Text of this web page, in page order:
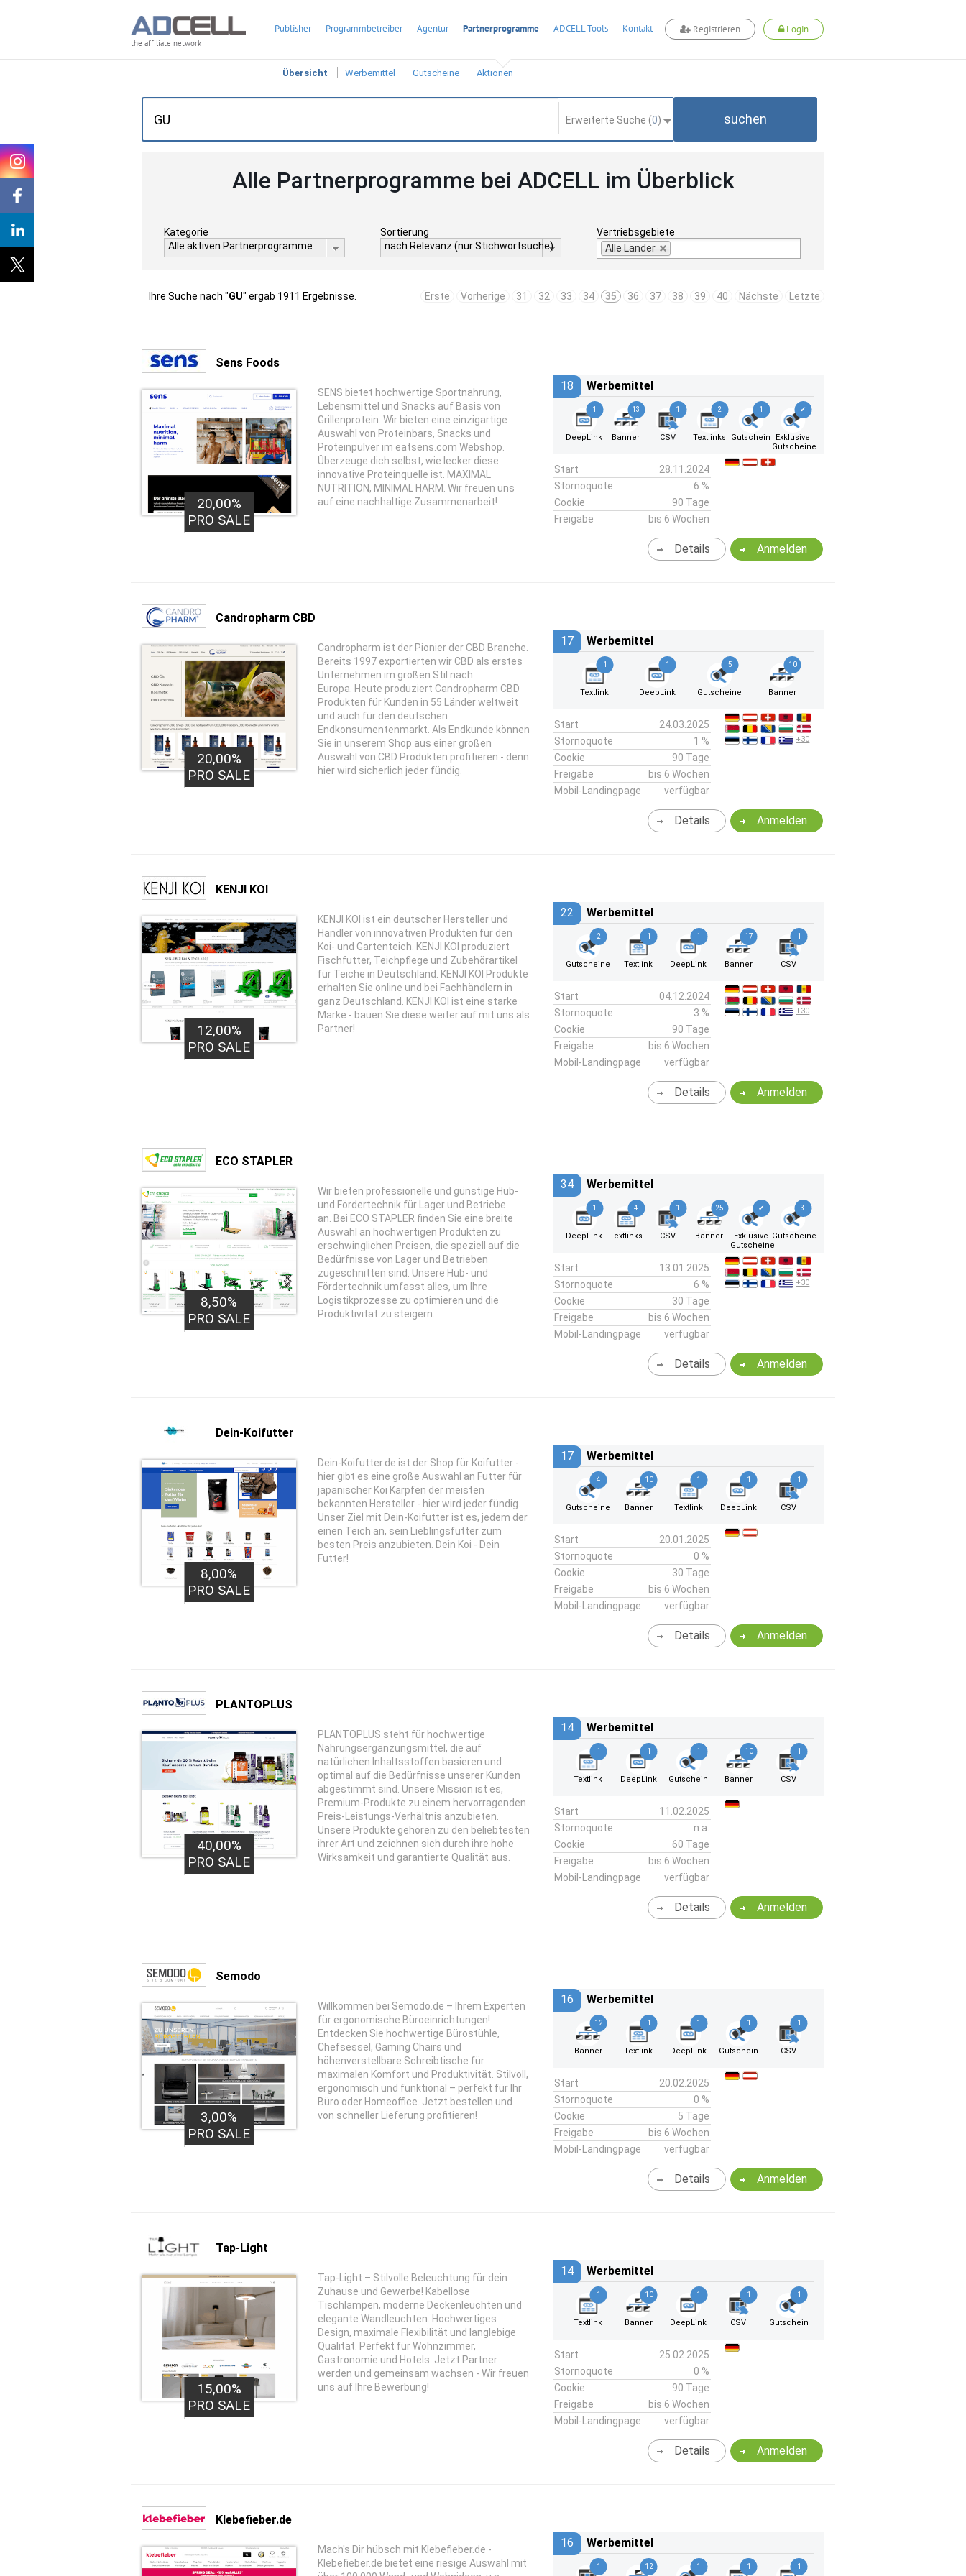
the affiliate network
Publisher Programmbetreiber Agentur Partnerprogramme ADCELL-Tools Kontakt Registrieren Login
Übersicht Werbemittel Gutscheine Aktionen
Erweiterte Suche (0) suchen
Alle Partnerprogramme bei ADCELL im Überblick
Kategorie
Alle aktiven Partnerprogramme
Sortierung
nach Relevanz (nur Stichwortsuche)
Vertriebsgebiete
Alle Länder
Ihre Suche nach "GU" ergab 1911 Ergebnisse. Erste Vorherige 31 32 33 34 35 36 37 38 39 40 Nächste Letzte
Sens Foods
20,00%
PRO SALE
SENS bietet hochwertige Sportnahrung,
Lebensmittel und Snacks auf Basis von
Grillenprotein. Wir bieten eine einzigartige
Auswahl von Proteinbars, Snacks und
Proteinpulver im eatsens.com Webshop.
Überzeuge dich selbst, wie lecker diese
innovative Proteinquelle ist. MAXIMAL
NUTRITION, MINIMAL HARM. Wir freuen uns
auf eine nachhaltige Zusammenarbeit!
18 Werbemittel
1
DeepLink
13
Banner
1
CSV
2
Textlinks
1
Gutschein
✔
Exklusive
Gutscheine
Start
28.11.2024
Stornoquote
6 %
Cookie
90 Tage
Freigabe
bis 6 Wochen
Anmelden
Details
Candropharm CBD
20,00%
PRO SALE
Candropharm ist der Pionier der CBD Branche.
Bereits 1997 exportierten wir CBD als erstes
Unternehmen im großen Stil nach
Europa. Heute produziert Candropharm CBD
Produkten für Kunden in 55 Länder weltweit
und auch für den deutschen
Endkonsumentenmarkt. Als Endkunde können
Sie in unserem Shop aus einer großen
Auswahl von CBD Produkten profitieren - denn
hier wird sicherlich jeder fündig.
17 Werbemittel
1
Textlink
1
DeepLink
5
Gutscheine
10
Banner
Start
24.03.2025
Stornoquote
1 %
Cookie
90 Tage
Freigabe
bis 6 Wochen
Mobil-Landingpage
verfügbar
+30
Anmelden
Details
KENJI KOI
12,00%
PRO SALE
KENJI KOI ist ein deutscher Hersteller und
Händler von innovativen Produkten für den
Koi- und Gartenteich. KENJI KOI produziert
Fischfutter, Teichpflege und Zubehörartikel
für Teiche in Deutschland. KENJI KOI Produkte
erhalten Sie online und bei Fachhändlern in
ganz Deutschland. KENJI KOI ist eine starke
Marke - bauen Sie diese weiter auf mit uns als
Partner!
22 Werbemittel
2
Gutscheine
1
Textlink
1
DeepLink
17
Banner
1
CSV
Start
04.12.2024
Stornoquote
3 %
Cookie
90 Tage
Freigabe
bis 6 Wochen
Mobil-Landingpage
verfügbar
+30
Anmelden
Details
ECO STAPLER
8,50%
PRO SALE
Wir bieten professionelle und günstige Hub-
und Fördertechnik für Lager und Betriebe
an. Bei ECO STAPLER finden Sie eine breite
Auswahl an hochwertigen Produkten zu
erschwinglichen Preisen, die speziell auf die
Bedürfnisse von Lager und Betrieben
zugeschnitten sind. Unsere Hub- und
Fördertechnik umfasst alles, um Ihre
Logistikprozesse zu optimieren und die
Produktivität zu steigern.
34 Werbemittel
1
DeepLink
4
Textlinks
1
CSV
25
Banner
✔
Exklusive
Gutscheine
3
Gutscheine
Start
13.01.2025
Stornoquote
6 %
Cookie
30 Tage
Freigabe
bis 6 Wochen
Mobil-Landingpage
verfügbar
+30
Anmelden
Details
Dein-Koifutter
8,00%
PRO SALE
Dein-Koifutter.de ist der Shop für Koifutter -
hier gibt es eine große Auswahl an Futter für
japanischer Koi Karpfen der meisten
bekannten Hersteller - hier wird jeder fündig.
Unser Ziel mit Dein-Koifutter ist es, jedem der
einen Teich an, sein Lieblingsfutter zum
besten Preis anzubieten. Dein Koi - Dein
Futter!
17 Werbemittel
4
Gutscheine
10
Banner
1
Textlink
1
DeepLink
1
CSV
Start
20.01.2025
Stornoquote
0 %
Cookie
30 Tage
Freigabe
bis 6 Wochen
Mobil-Landingpage
verfügbar
Anmelden
Details
PLANTOPLUS
40,00%
PRO SALE
PLANTOPLUS steht für hochwertige
Nahrungsergänzungsmittel, die auf
natürlichen Inhaltsstoffen basieren und
optimal auf die Bedürfnisse unserer Kunden
abgestimmt sind. Unsere Mission ist es,
Premium-Produkte zu einem hervorragenden
Preis-Leistungs-Verhältnis anzubieten.
Unsere Produkte gehören zu den beliebtesten
ihrer Art und zeichnen sich durch ihre hohe
Wirksamkeit und garantierte Qualität aus.
14 Werbemittel
1
Textlink
1
DeepLink
1
Gutschein
10
Banner
1
CSV
Start
11.02.2025
Stornoquote
n.a.
Cookie
60 Tage
Freigabe
bis 6 Wochen
Mobil-Landingpage
verfügbar
Anmelden
Details
Semodo
3,00%
PRO SALE
Willkommen bei Semodo.de – Ihrem Experten
für ergonomische Büroeinrichtungen!
Entdecken Sie hochwertige Bürostühle,
Chefsessel, Gaming Chairs und
höhenverstellbare Schreibtische für
maximalen Komfort und Produktivität. Stilvoll,
ergonomisch und funktional – perfekt für Ihr
Büro oder Homeoffice. Jetzt bestellen und
von schneller Lieferung profitieren!
16 Werbemittel
12
Banner
1
Textlink
1
DeepLink
1
Gutschein
1
CSV
Start
20.02.2025
Stornoquote
0 %
Cookie
5 Tage
Freigabe
bis 6 Wochen
Mobil-Landingpage
verfügbar
Anmelden
Details
Tap-Light
15,00%
PRO SALE
Tap-Light – Stilvolle Beleuchtung für dein
Zuhause und Gewerbe! Kabellose
Tischlampen, moderne Deckenleuchten und
elegante Wandleuchten. Hochwertiges
Design, maximale Flexibilität und langlebige
Qualität. Perfekt für Wohnzimmer,
Gastronomie und Hotels. Jetzt Partner
werden und gemeinsam wachsen - Wir freuen
uns auf Ihre Bewerbung!
14 Werbemittel
1
Textlink
10
Banner
1
DeepLink
1
CSV
1
Gutschein
Start
25.02.2025
Stornoquote
0 %
Cookie
90 Tage
Freigabe
bis 6 Wochen
Mobil-Landingpage
verfügbar
Anmelden
Details
Klebefieber.de
Mach's Dir hübsch mit Klebefieber.de -
Klebefieber.de bietet eine riesige Auswahl mit
16 Werbemittel
1 12 1 1 1